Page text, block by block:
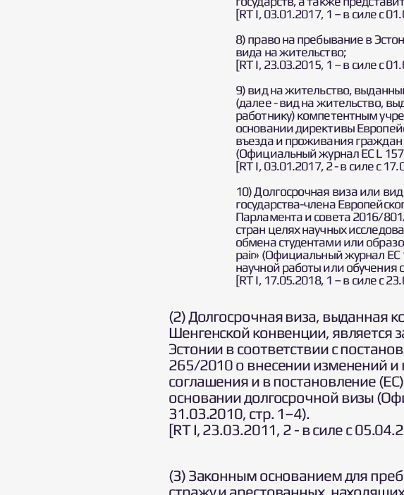
[RT I, 03.01.2017, 1 – в силе с
8) право на пребывание в
вида на жительство;
[RT I, 23.03.2015, 1 – в силе с
9) вид на жительство,
(далее - вид на жительство,
работнику) компетентным
основании директивы
въезда и проживания граждан
(Официальный журнал ЕС L
[RT I, 03.01.2017, 2 - в силе с
10) Долгосрочная виза или
государства-члена
Парламента и совета 2016/
стран целях научных
обмена студентами или
pair» (Официальный журнал ЕС
научной работы или обучения
[RT I, 17.05.2018, 1 – в силе с
(2) Долгосрочная виза, выданная
Шенгенской конвенции, является
Эстонии в соответствии с
265/2010 о внесении изменений
соглашения и в постановление
основании долгосрочной визы
31.03.2010, стр. 1–4).
[RT I, 23.03.2011, 2 - в силе с
(3) Законным основанием для